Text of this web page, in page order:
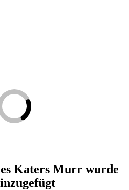
Katers Murr wurde